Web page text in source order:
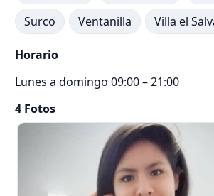
Surco
Ventanilla Villa el
Horario
Lunes a domingo 09:00 – 21:00
4 Fotos